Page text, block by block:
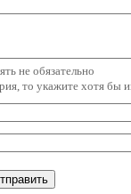
не обязательно
то укажите хотя бы